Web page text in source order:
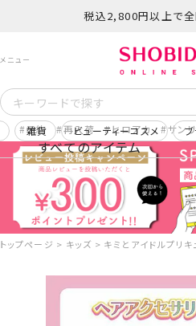
税込2,800円以上で
予約 再入荷 ヒロアカ サン
すべてのアイテム
雑貨 ビューティーコスメ
トップページ キッズ キミとアイドルプリ